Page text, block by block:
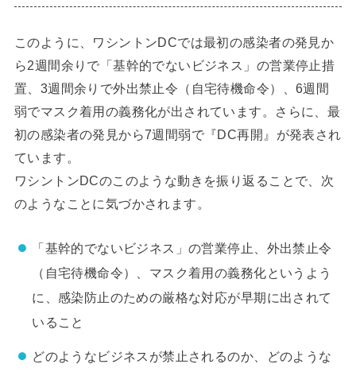
このように、ワシントンDCでは最初の感染者の発見か
ら2週間余りで「基幹的でないビジネス」の営業停止措
置、3週間余りで外出禁止令（自宅待機命令）、6週間
弱でマスク着用の義務化が出されています。さらに、最
初の感染者の発見から7週間弱で『DC再開』が発表され
ています。
ワシントンDCのこのような動きを振り返ることで、次
のようなことに気づかされます。
「基幹的でないビジネス」の営業停止、外出禁止令
（自宅待機命令）、マスク着用の義務化というよう
に、感染防止のための厳格な対応が早期に出されて
いること
どのようなビジネスが禁止されるのか、どのような